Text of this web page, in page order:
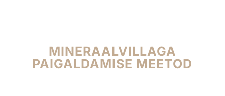
MINERAALVILLAGA
PAIGALDAMISE MEETOD